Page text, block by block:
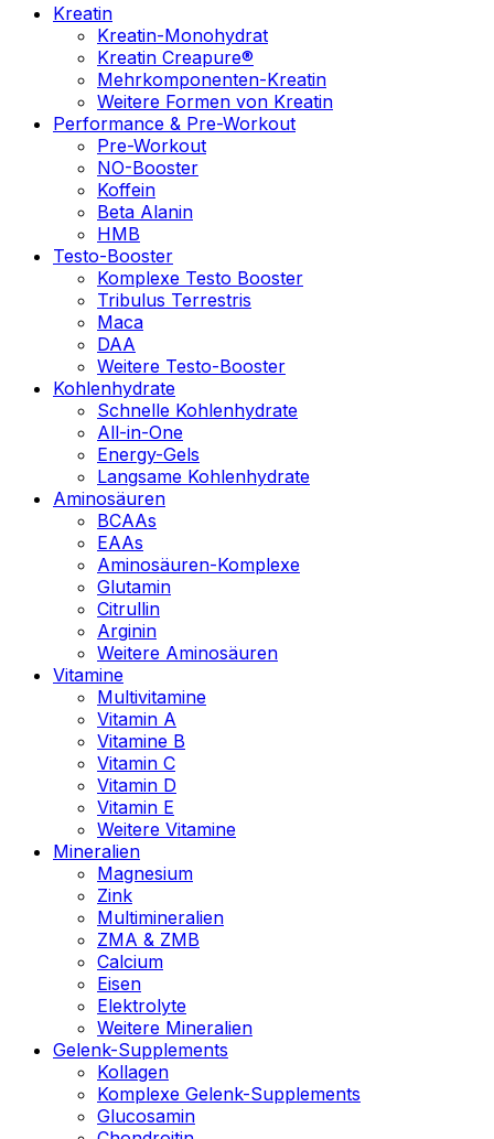
Kreatin
Kreatin-Monohydrat
Kreatin Creapure®
Mehrkomponenten-Kreatin
Weitere Formen von Kreatin
Performance & Pre-Workout
Pre-Workout
NO-Booster
Koffein
Beta Alanin
HMB
Testo-Booster
Komplexe Testo Booster
Tribulus Terrestris
Maca
DAA
Weitere Testo-Booster
Kohlenhydrate
Schnelle Kohlenhydrate
All-in-One
Energy-Gels
Langsame Kohlenhydrate
Aminosäuren
BCAAs
EAAs
Aminosäuren-Komplexe
Glutamin
Citrullin
Arginin
Weitere Aminosäuren
Vitamine
Multivitamine
Vitamin A
Vitamine B
Vitamin C
Vitamin D
Vitamin E
Weitere Vitamine
Mineralien
Magnesium
Zink
Multimineralien
ZMA & ZMB
Calcium
Eisen
Elektrolyte
Weitere Mineralien
Gelenk-Supplements
Kollagen
Komplexe Gelenk-Supplements
Glucosamin